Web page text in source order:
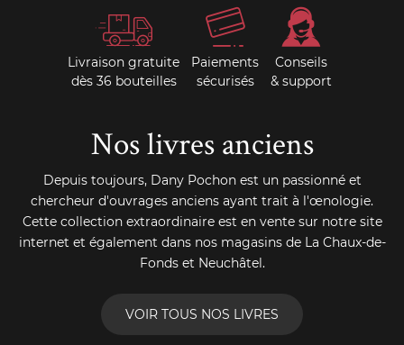
Livraison gratuite
dès 36 bouteilles
Paiements
sécurisés
Conseils
& support
Nos livres anciens
Depuis toujours, Dany Pochon est un passionné et
chercheur d'ouvrages anciens ayant trait à l'œnologie.
Cette collection extraordinaire est en vente sur notre site
internet et également dans nos magasins de La Chaux-de-
Fonds et Neuchâtel.
VOIR TOUS NOS LIVRES